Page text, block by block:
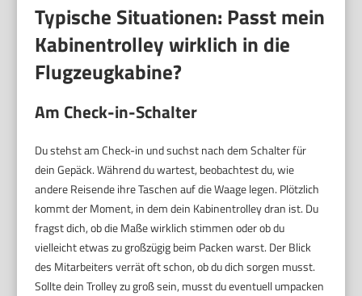
Typische Situationen: Passt mein
Kabinentrolley wirklich in die
Flugzeugkabine?
Am Check-in-Schalter
Du stehst am Check-in und suchst nach dem Schalter für
dein Gepäck. Während du wartest, beobachtest du, wie
andere Reisende ihre Taschen auf die Waage legen. Plötzlich
kommt der Moment, in dem dein Kabinentrolley dran ist. Du
fragst dich, ob die Maße wirklich stimmen oder ob du
vielleicht etwas zu großzügig beim Packen warst. Der Blick
des Mitarbeiters verrät oft schon, ob du dich sorgen musst.
Sollte dein Trolley zu groß sein, musst du eventuell umpacken